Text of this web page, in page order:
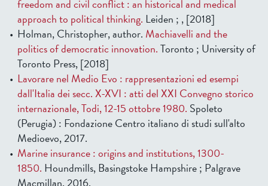
freedom and civil conflict : an historical and medical
approach to political thinking. Leiden ; , [2018]
Holman, Christopher, author. Machiavelli and the
politics of democratic innovation.Toronto ; University of
Toronto Press, [2018]
Lavorare nel Medio Evo : rappresentazioni ed esempi
dall'Italia dei secc. X-XVI : atti del XXI Convegno storico
internazionale, Todi, 12-15 ottobre 1980. Spoleto
(Perugia) : Fondazione Centro italiano di studi sull'alto
Medioevo, 2017.
Marine insurance : origins and institutions, 1300-
1850. Houndmills, Basingstoke Hampshire ; Palgrave